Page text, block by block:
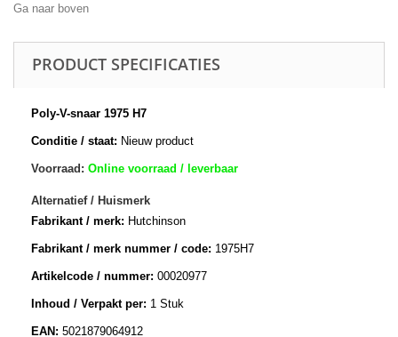
Ga naar boven
PRODUCT SPECIFICATIES
Poly-V-snaar 1975 H7
Conditie / staat: Nieuw product
Voorraad: Online voorraad / leverbaar
Alternatief / Huismerk
Fabrikant / merk: Hutchinson
Fabrikant / merk nummer / code: 1975H7
Artikelcode / nummer: 00020977
Inhoud / Verpakt per: 1 Stuk
EAN: 5021879064912